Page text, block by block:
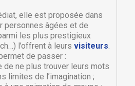
elle est proposée dans
personnes âgées et de
les plus prestigieux
l’offrent à leurs visiteurs.
de passer :
de ne plus trouver leurs mots
limites de l’imagination ;